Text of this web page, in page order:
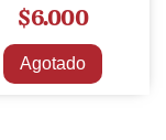
$6.000
Agotado